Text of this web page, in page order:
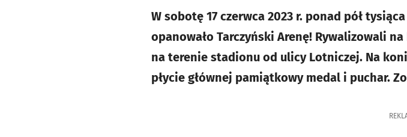
W sobotę 17 czerwca 2023 r. ponad pół
opanowało Tarczyński Arenę! Rywalizowali
na terenie stadionu od ulicy Lotniczej. Na
płycie głównej pamiątkowy medal i puchar.